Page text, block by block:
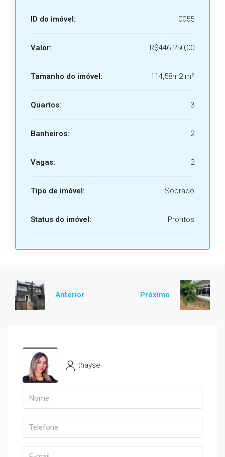
ID do imóvel: 0055
Valor: R$446.250,00
Tamanho do imóvel: 114,58m2 m²
Quartos: 3
Banheiros: 2
Vagas: 2
Tipo de imóvel: Sobrado
Status do imóvel: Prontos
Anterior Próximo
thayse